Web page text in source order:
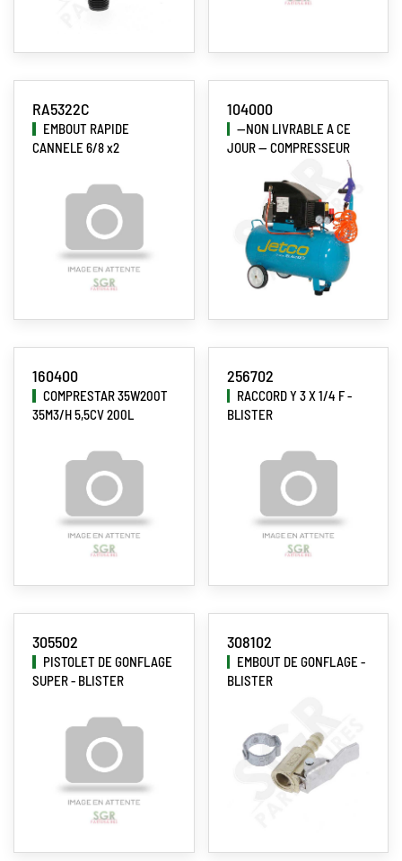
RA5322C
EMBOUT RAPIDE
CANNELE 6/8 x2
104000
--NON LIVRABLE A CE
JOUR -- COMPRESSEUR
160400
COMPRESTAR 35W200T
35M3/H 5,5CV 200L
256702
RACCORD Y 3 X 1/4 F -
BLISTER
305502
PISTOLET DE GONFLAGE
SUPER - BLISTER
308102
EMBOUT DE GONFLAGE -
BLISTER